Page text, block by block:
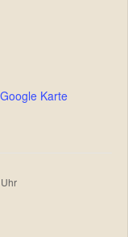
Google Karte